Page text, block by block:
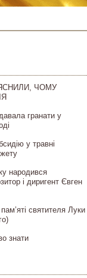
ЧОМУ
гранати у
у травні
народився
і диригент Євген
святителя Луки
знати